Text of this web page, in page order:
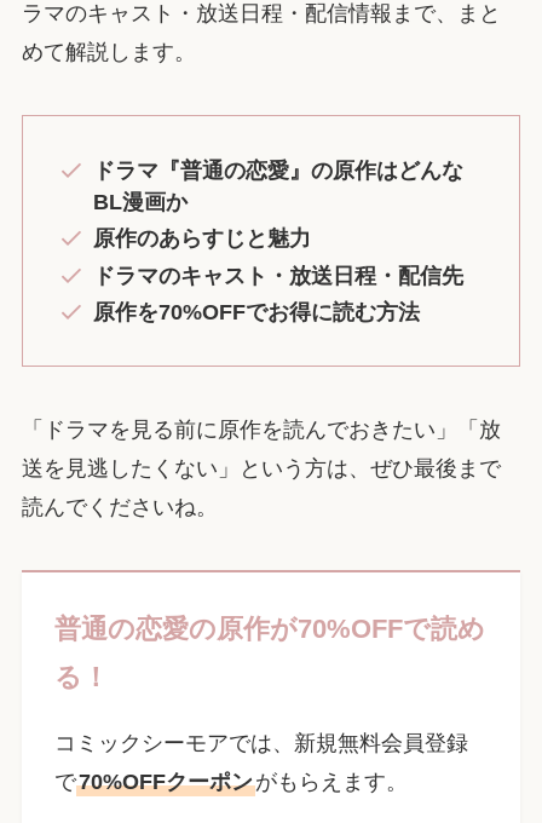
ラマのキャスト・放送日程・配信情報まで、まと
めて解説します。
ドラマ『普通の恋愛』の原作はどんな
BL漫画か
原作のあらすじと魅力
ドラマのキャスト・放送日程・配信先
原作を70%OFFでお得に読む方法
「ドラマを見る前に原作を読んでおきたい」「放
送を見逃したくない」という方は、ぜひ最後まで
読んでくださいね。
普通の恋愛の原作が70%OFFで読め
る！
コミックシーモアでは、新規無料会員登録
で70%OFFクーポンがもらえます。